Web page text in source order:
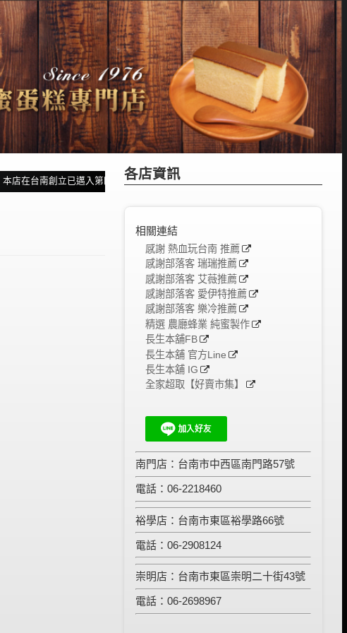
各店資訊
相關連結
感謝 熱血玩台南 推薦
感謝部落客 瑞瑞推薦
感謝部落客 艾薇推薦
感謝部落客 愛伊特推薦
感謝部落客 樂冷推薦
精選 農廳蜂業 純蜜製作
長生本舖FB
長生本舖 官方Line
長生本舖 IG
全家超取【好賣市集】
南門店：台南市中西區南門路57號
電話：06-2218460
裕學店：台南市東區裕學路66號
電話：06-2908124
崇明店：台南市東區崇明二十街43號
電話：06-2698967
本店在台南創立已邁入第四十八個年頭，感謝各界一直不斷的給予支持及鼓勵。~~~